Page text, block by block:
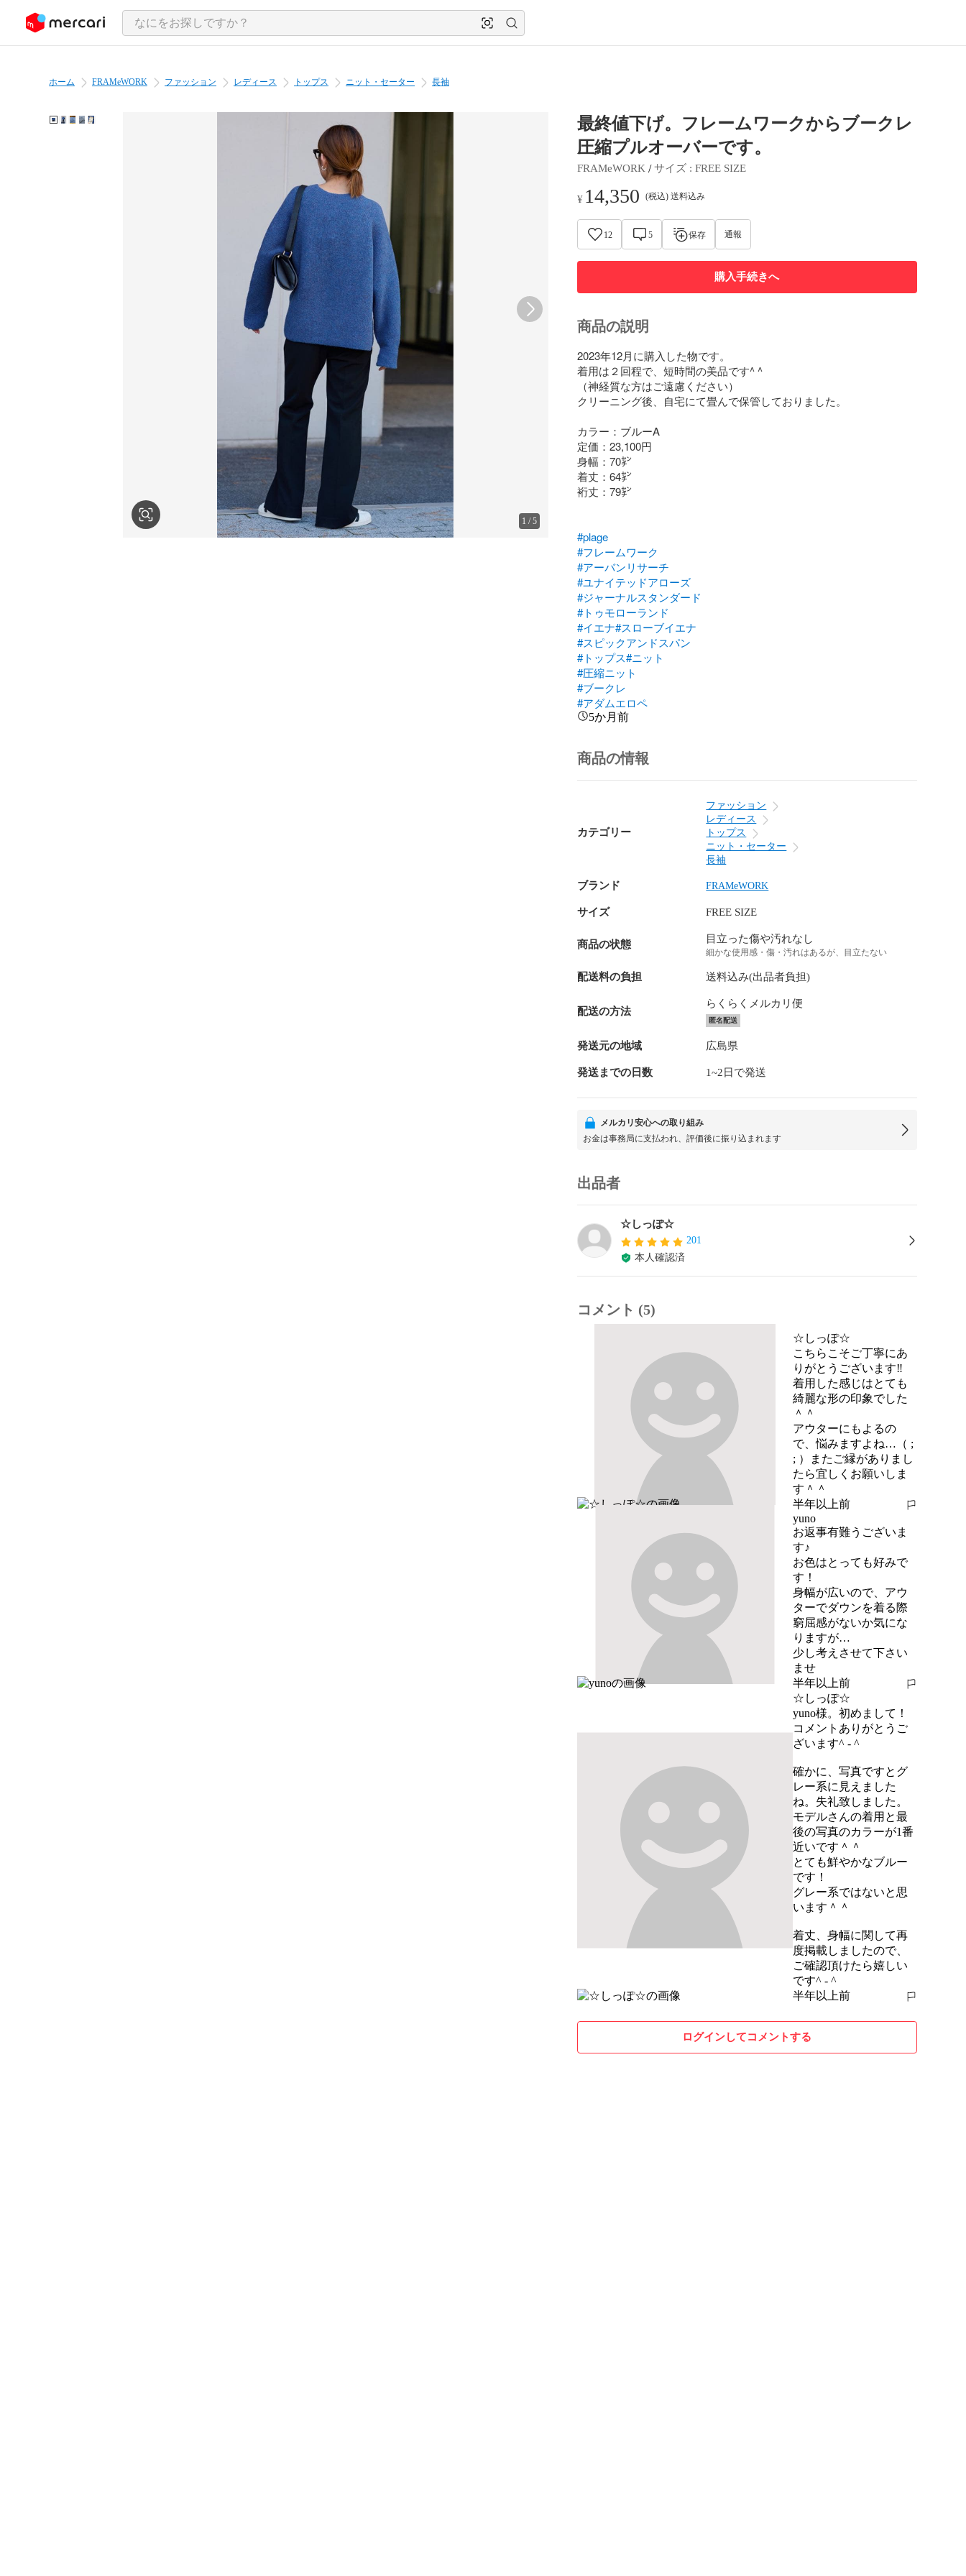
ツにスキップ
ホーム FRAMeWORK ファッション レディース トップス ニット・セーター 長袖
1 /5
最終値下げ。フレームワークからブークレ
圧縮プルオーバーです。
FRAMeWORK / サイズ : FREE SIZE
¥ 14,350 (税込) 送料込み
12 5 保存 通報
購入手続きへ
商品の説明
2023年12月に購入した物です。
着用は２回程で、短時間の美品です^ ^
（神経質な方はご遠慮ください）
クリーニング後、自宅にて畳んで保管しておりました。
カラー：ブルーA
定価：23,100円
身幅：70㌢
着丈：64㌢
裄丈：79㌢
#plage
#フレームワーク
#アーバンリサーチ
#ユナイテッドアローズ
#ジャーナルスタンダード
#トゥモローランド
#イエナ#スローブイエナ
#スピックアンドスパン
#トップス#ニット
#圧縮ニット
#ブークレ
#アダムエロペ
5か月前
商品の情報
カテゴリー
ファッション
レディース
トップス
ニット・セーター
長袖
ブランド FRAMeWORK
サイズ FREE SIZE
商品の状態 目立った傷や汚れなし
細かな使用感・傷・汚れはあるが、目立たない
配送料の負担 送料込み(出品者負担)
配送の方法
らくらくメルカリ便
匿名配送
発送元の地域 広島県
発送までの日数 1~2日で発送
メルカリ安心への取り組み
お金は事務局に支払われ、評価後に振り込まれます
出品者
☆しっぽ☆
201
本人確認済
コメント (5)
☆しっぽ☆
こちらこそご丁寧にあ
りがとうございます‼︎
着用した感じはとても
綺麗な形の印象でした
＾＾
アウターにもよるの
で、悩みますよね…（ ;
; ）またご縁がありまし
たら宜しくお願いしま
す＾＾
半年以上前
報告する
yuno
お返事有難うございま
す♪
お色はとっても好みで
す！
身幅が広いので、アウ
ターでダウンを着る際
窮屈感がないか気にな
りますが…
少し考えさせて下さい
ませ
半年以上前
報告する
☆しっぽ☆
yuno様。初めまして！
コメントありがとうご
ざいます^ - ^
確かに、写真ですとグ
レー系に見えました
ね。失礼致しました。
モデルさんの着用と最
後の写真のカラーが1番
近いです＾＾
とても鮮やかなブルー
です！
グレー系ではないと思
います＾＾
着丈、身幅に関して再
度掲載しましたので、
ご確認頂けたら嬉しい
です^ - ^
半年以上前
報告する
ログインしてコメントする